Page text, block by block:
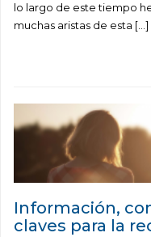
lo largo de este tiempo
muchas aristas de esta […]
Información,
claves para la